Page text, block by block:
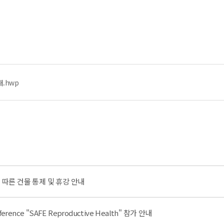
.hwp
른 건물 통제 및 휴강 안내
"SAFE Reproductive Health" 참가 안내